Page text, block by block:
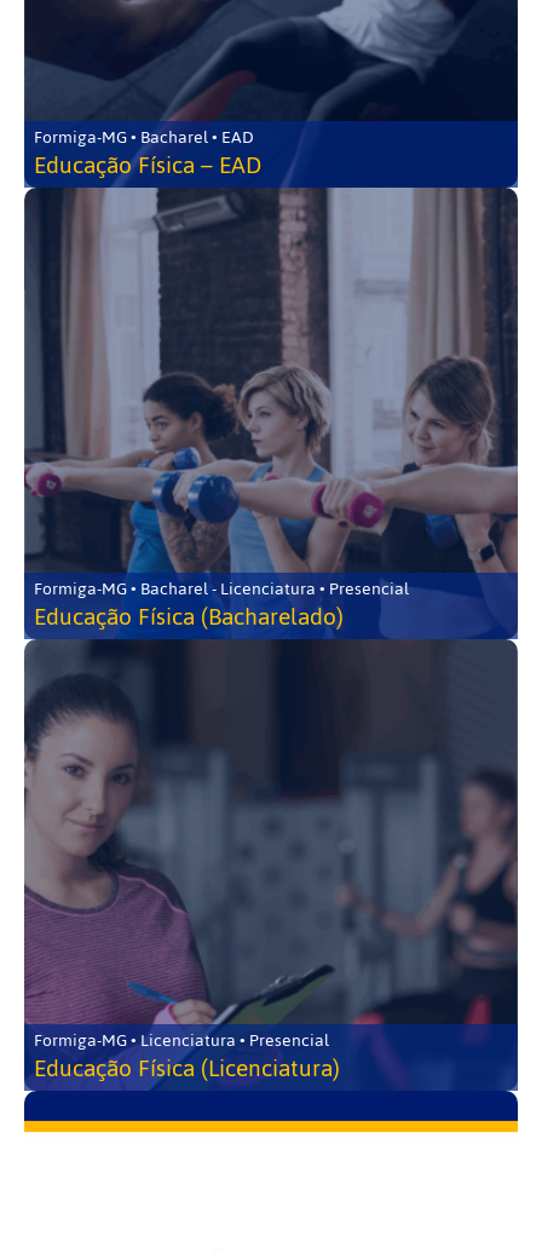
Formiga-MG • Bacharel • EAD
Educação Física – EAD
Formiga-MG • Bacharel - Licenciatura • Presencial
Educação Física (Bacharelado)
Formiga-MG • Licenciatura • Presencial
Educação Física (Licenciatura)